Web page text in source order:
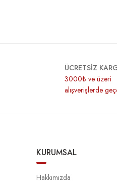
ÜCRETSİZ
3000₺ ve üzeri
alışverişlerde
KURUMSAL
Hakkımızda